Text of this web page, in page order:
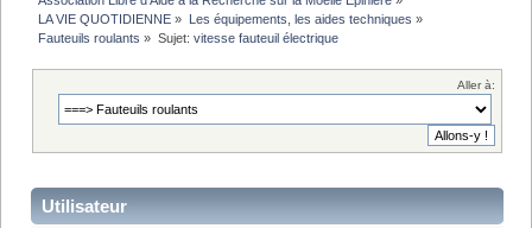
LA VIE QUOTIDIENNE » Les équipements, les aides techniques »
Fauteuils roulants » Sujet: vitesse fauteuil électrique
Aller à:
Utilisateur